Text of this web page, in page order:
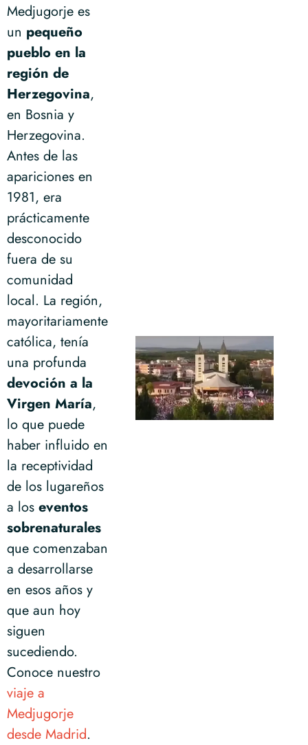
Medjugorje es
un pequeño
pueblo en la
región de
Herzegovina,
en Bosnia y
Herzegovina.
Antes de las
apariciones en
1981, era
prácticamente
desconocido
fuera de su
comunidad
local. La región,
mayoritariamente
católica, tenía
una profunda
devoción a la
Virgen María,
lo que puede
haber influido en
la receptividad
de los lugareños
a los eventos
sobrenaturales
que comenzaban
a desarrollarse
en esos años y
que aun hoy
siguen
sucediendo.
Conoce nuestro
viaje a
Medjugorje
desde Madrid.